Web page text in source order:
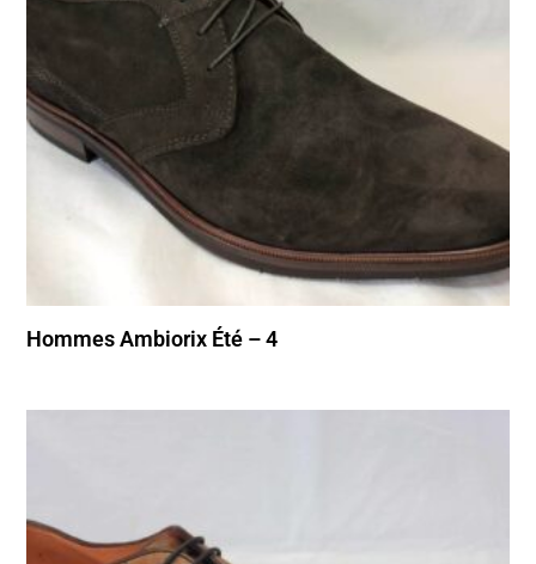
Hommes Ambiorix Été – 4